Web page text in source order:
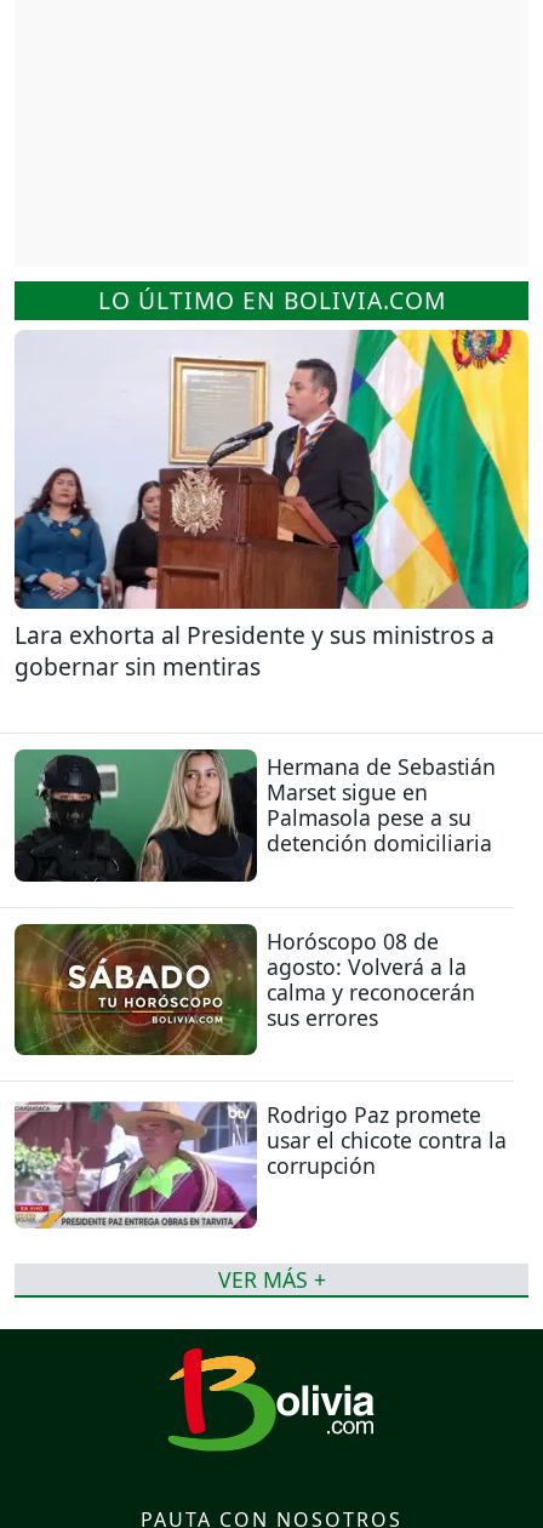
LO ÚLTIMO EN BOLIVIA.COM
Lara exhorta al Presidente y sus ministros a
gobernar sin mentiras
Hermana de Sebastián
Marset sigue en
Palmasola pese a su
detención domiciliaria
Horóscopo 08 de
agosto: Volverá a la
calma y reconocerán
sus errores
Rodrigo Paz promete
usar el chicote contra la
corrupción
VER MÁS +
PAUTA CON NOSOTROS